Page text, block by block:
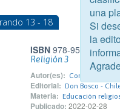
13 - 18
ISBN 978-956-18-
Religión 3
Autor(es): Congregación
Editorial: Don Bosco -
Materia: Educación
Publicado: 2022-02-28
una
Si
la